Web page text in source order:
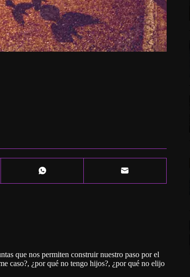
que nos permiten construir nuestro paso por el
caso?, ¿por qué no tengo hijos?, ¿por qué no elijo